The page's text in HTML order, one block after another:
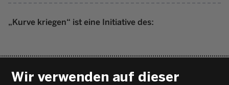
Wir verwenden auf dieser
„Kurve kriegen“ ist eine Initiative des: